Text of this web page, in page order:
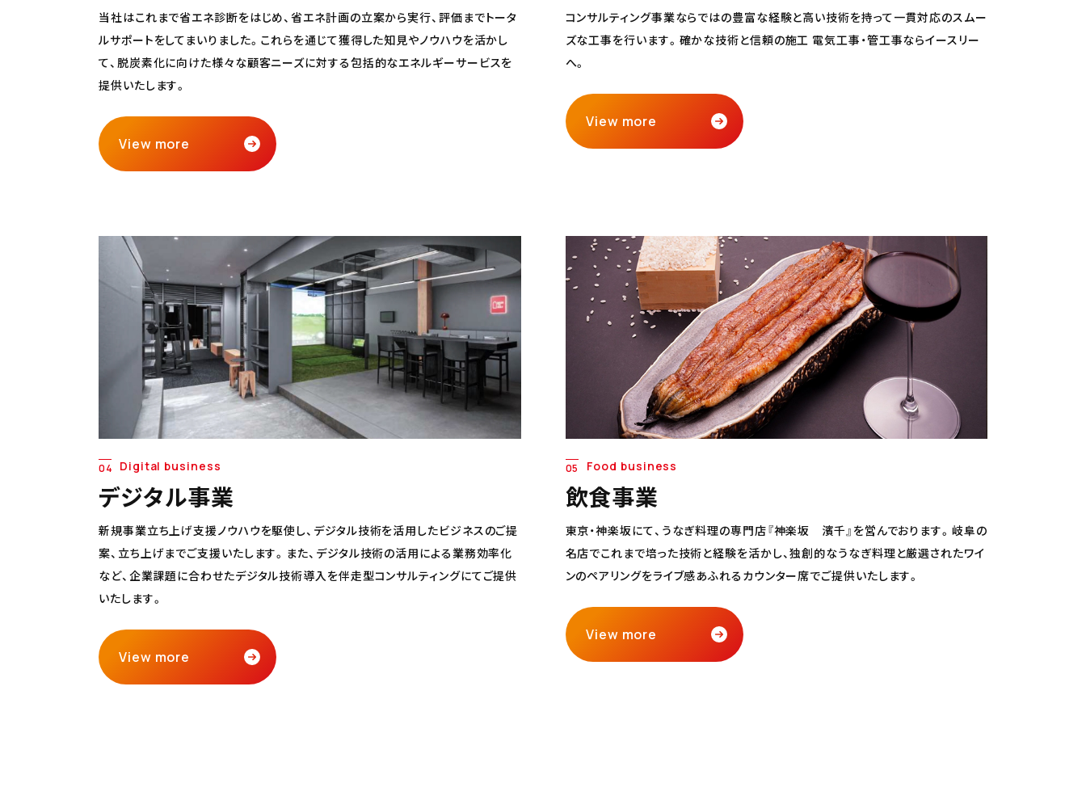
当社はこれまで省エネ診断をはじめ、省エネ計画の立案から実行、評価までトータ
ルサポートをしてまいりました。これらを通じて獲得した知見やノウハウを活かし
て、脱炭素化に向けた様々な顧客ニーズに対する包括的なエネルギーサービスを
提供いたします。
View more
コンサルティング事業ならではの豊富な経験と高い技術を持って一貫対応のスムー
ズな工事を行います。確かな技術と信頼の施工 電気工事・管工事ならイースリー
へ。
View more
04 Digital business
デジタル事業
新規事業立ち上げ支援ノウハウを駆使し、デジタル技術を活用したビジネスのご提
案、立ち上げまでご支援いたします。また、デジタル技術の活用による業務効率化
など、企業課題に合わせたデジタル技術導入を伴走型コンサルティングにてご提供
いたします。
View more
05 Food business
飲食事業
東京・神楽坂にて、うなぎ料理の専門店『神楽坂 濱千』を営んでおります。岐阜の
名店でこれまで培った技術と経験を活かし、独創的なうなぎ料理と厳選されたワイ
ンのペアリングをライブ感あふれるカウンター席でご提供いたします。
View more